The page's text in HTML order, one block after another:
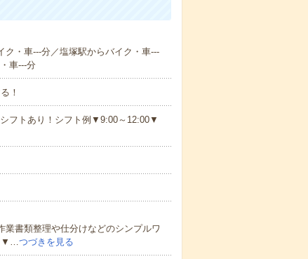
・車---分／塩塚駅からバイク・車---
車---分
！
シフトあり！シフト例▼9:00～12:00▼
書類整理や仕分けなどのシンプルワ
▼…つづきを見る